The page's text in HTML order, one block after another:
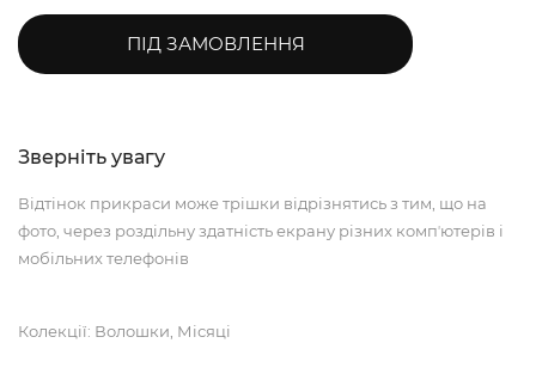
ПІД ЗАМОВЛЕННЯ
Зверніть увагу
Відтінок прикраси може трішки відрізнятись з тим, що на
фото, через роздільну здатність екрану різних компʼютерів і
мобільних телефонів
Колекції: Волошки, Місяці